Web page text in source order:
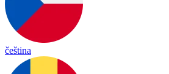
čeština